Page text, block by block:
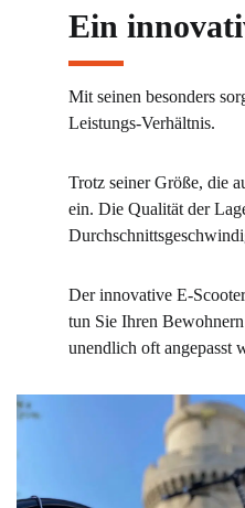
Ein
Mit seinen besonders
Leistungs-Verhältnis.
Trotz seiner Größe, die
ein. Die Qualität der
Der innovative E-
tun Sie Ihren
unendlich oft angepasst